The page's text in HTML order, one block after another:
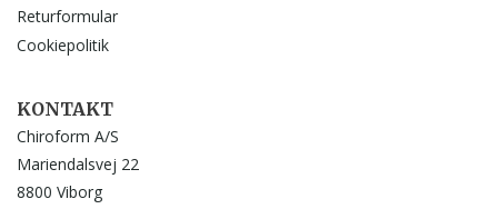
Returformular
Cookiepolitik
KONTAKT
Chiroform A/S
Mariendalsvej 22
8800 Viborg